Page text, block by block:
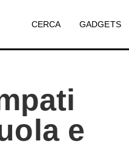
CERCA GADGETS
e